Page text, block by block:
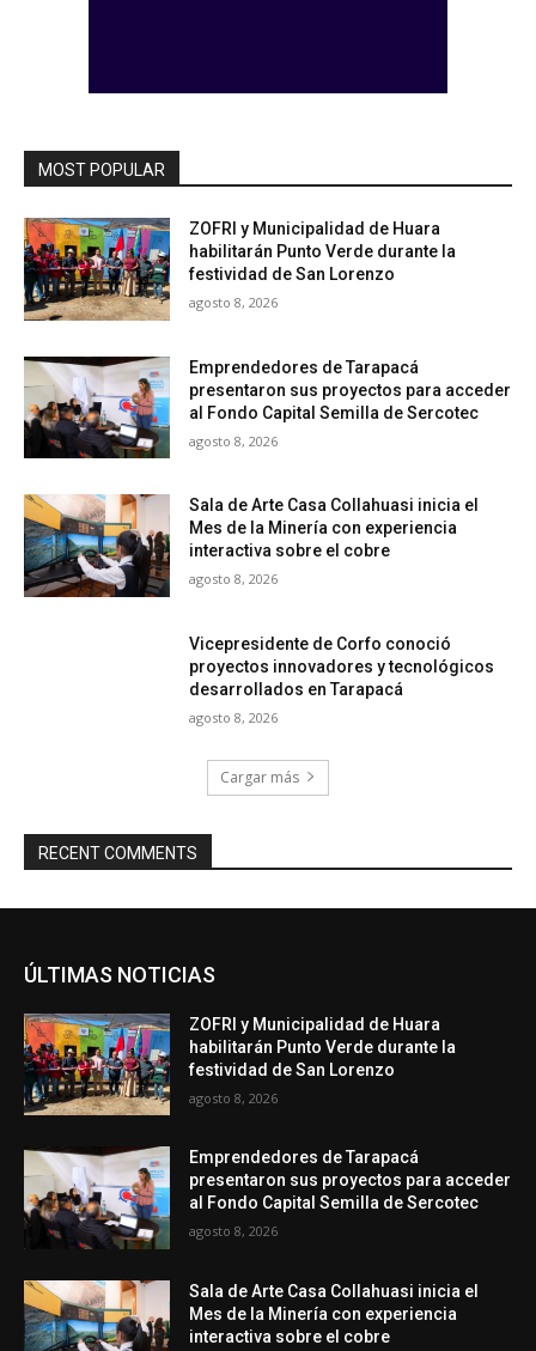
MOST POPULAR
ZOFRI y Municipalidad de Huara
habilitarán Punto Verde durante la
festividad de San Lorenzo
agosto 8, 2026
Emprendedores de Tarapacá
presentaron sus proyectos para acceder
al Fondo Capital Semilla de Sercotec
agosto 8, 2026
Sala de Arte Casa Collahuasi inicia el
Mes de la Minería con experiencia
interactiva sobre el cobre
agosto 8, 2026
Vicepresidente de Corfo conoció
proyectos innovadores y tecnológicos
desarrollados en Tarapacá
agosto 8, 2026
Cargar más
RECENT COMMENTS
ÚLTIMAS NOTICIAS
ZOFRI y Municipalidad de Huara
habilitarán Punto Verde durante la
festividad de San Lorenzo
agosto 8, 2026
Emprendedores de Tarapacá
presentaron sus proyectos para acceder
al Fondo Capital Semilla de Sercotec
agosto 8, 2026
Sala de Arte Casa Collahuasi inicia el
Mes de la Minería con experiencia
interactiva sobre el cobre